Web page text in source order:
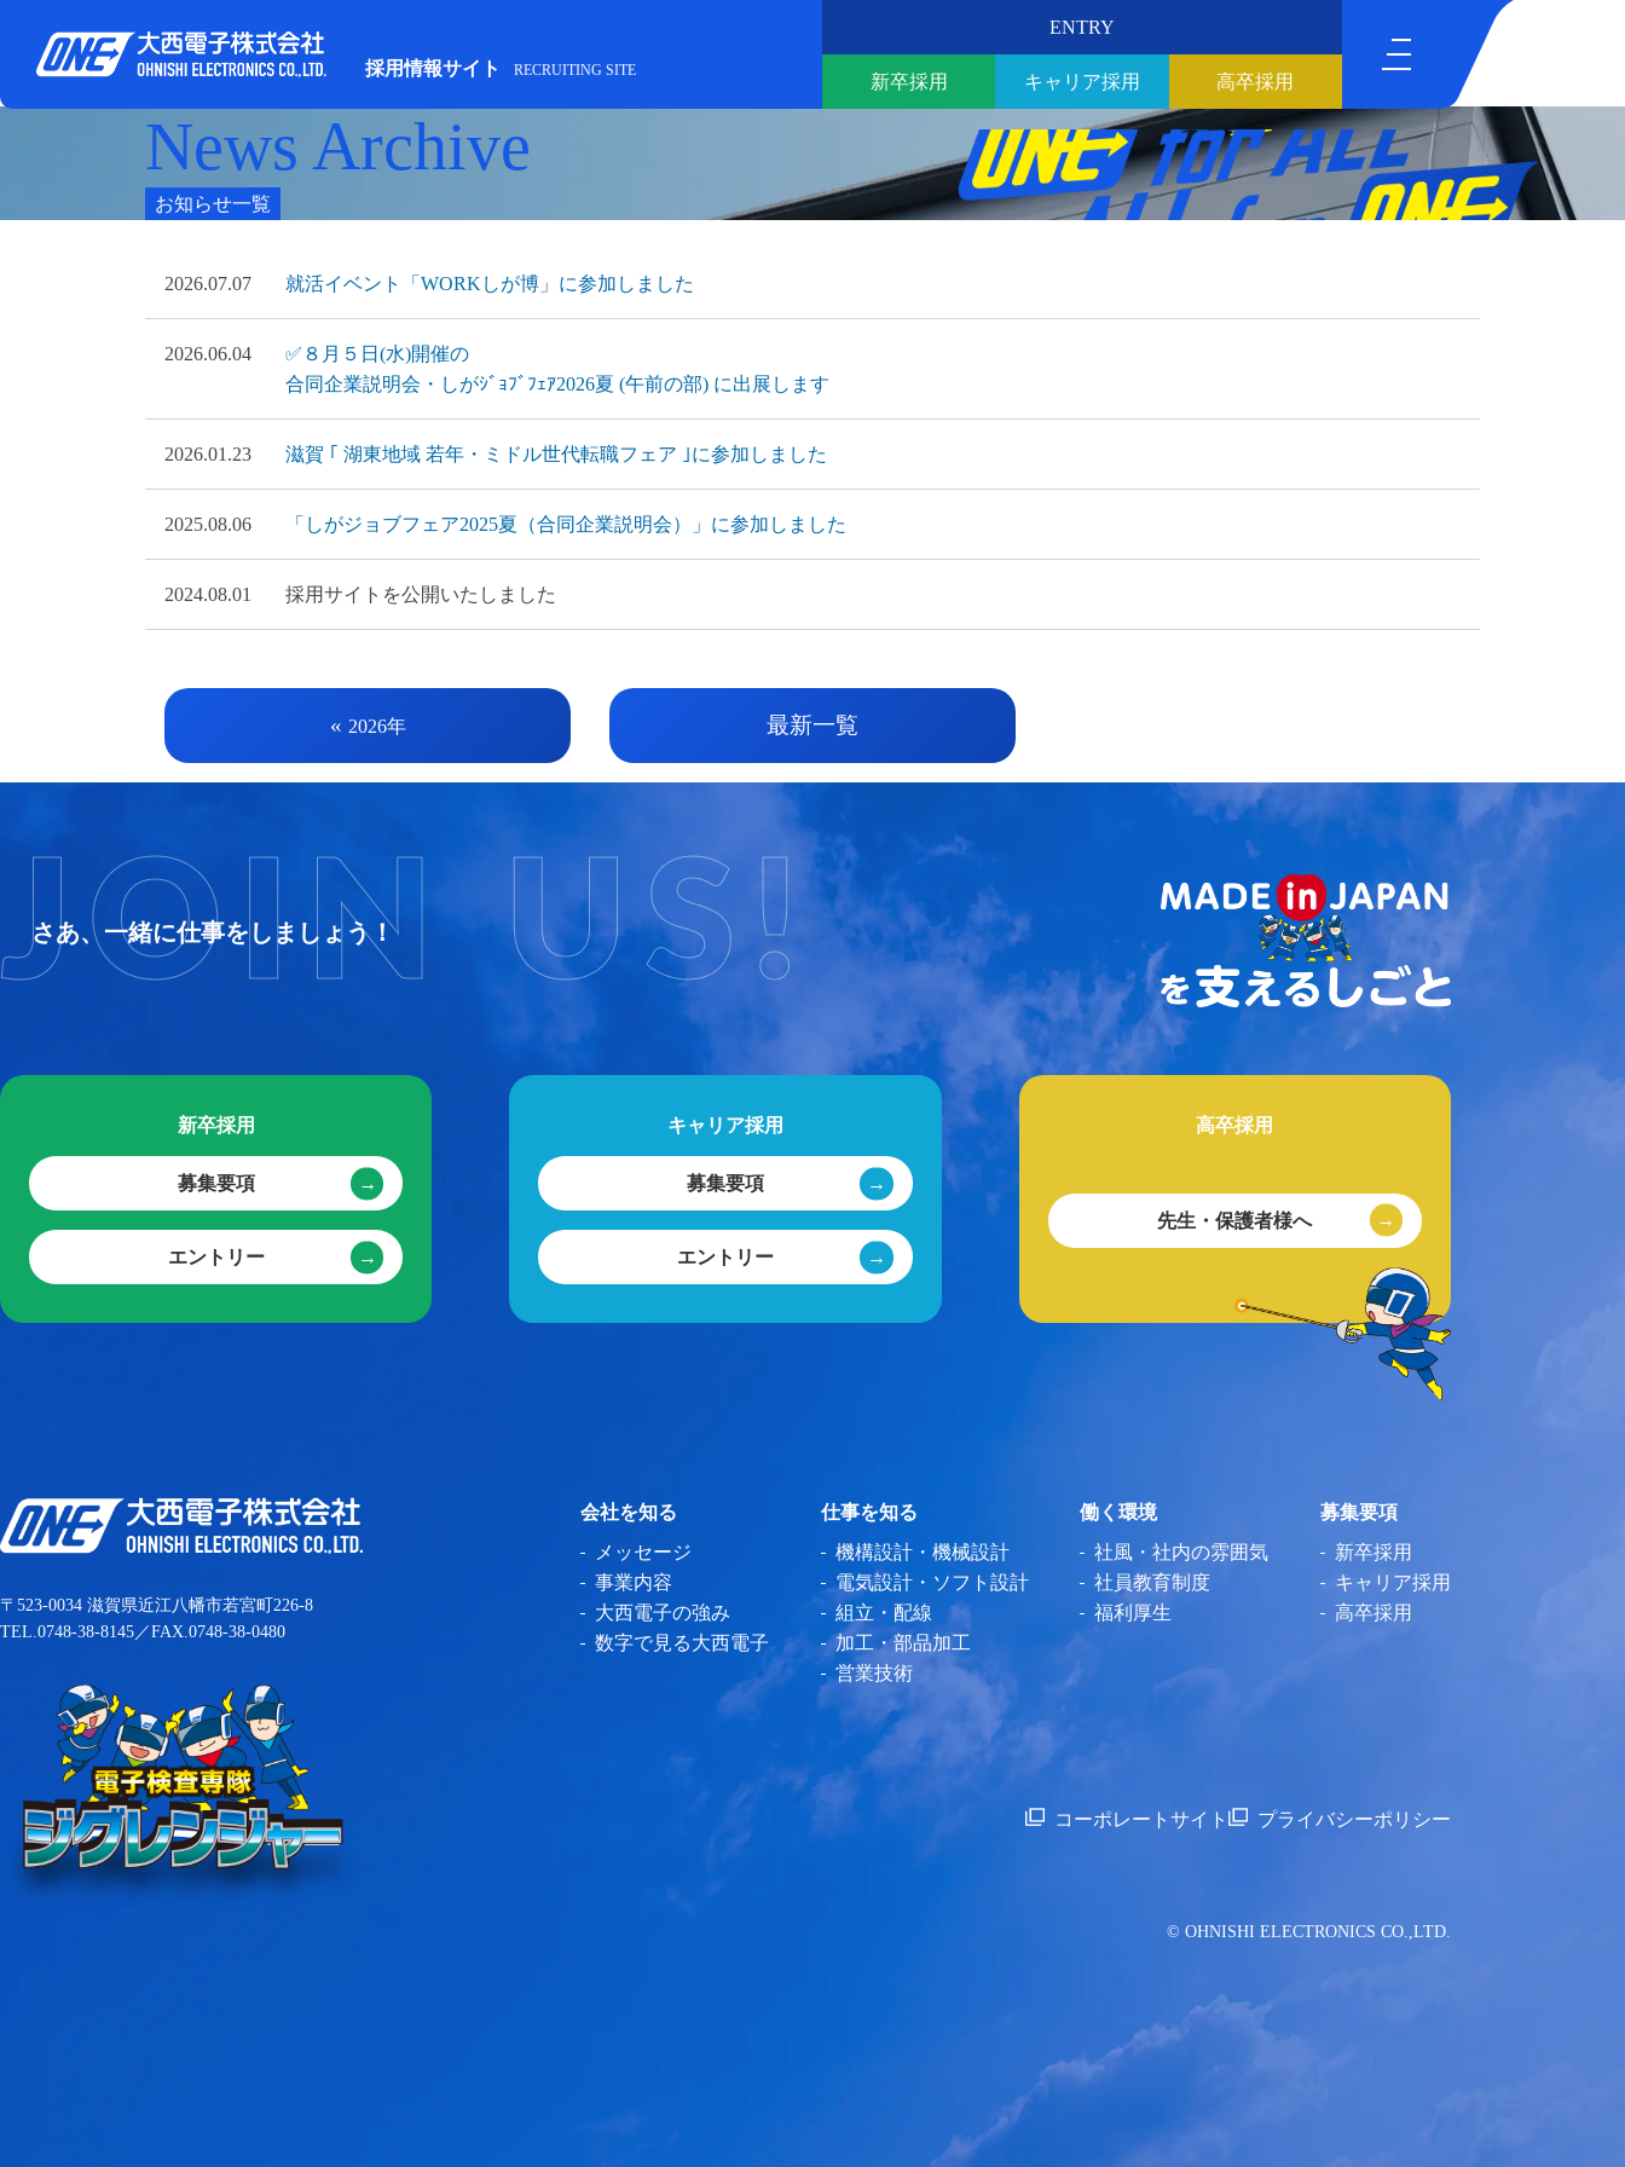
採用情報サイト RECRUITING SITE
ENTRY
新卒採用 キャリア採用 高卒採用
News Archive
お知らせ一覧
2026.07.07 就活イベント「WORKしが博」に参加しました
2026.06.04
✅８月５日(水)開催の
合同企業説明会・しがｼﾞｮﾌﾞﾌｪｱ2026夏 (午前の部) に出展します
2026.01.23 滋賀 ｢ 湖東地域 若年・ミドル世代転職フェア ｣に参加しました
2025.08.06 「しがジョブフェア2025夏（合同企業説明会）」に参加しました
2024.08.01 採用サイトを公開いたしました
« 2026年 最新一覧
さあ、一緒に仕事をしましょう！
JOIN US!
新卒採用
募集要項
エントリー
キャリア採用
募集要項
エントリー
高卒採用
先生・保護者様へ
〒523-0034 滋賀県近江八幡市若宮町226-8
TEL.0748-38-8145／FAX.0748-38-0480
会社を知る
メッセージ
事業内容
大西電子の強み
数字で見る大西電子
仕事を知る
機構設計・機械設計
電気設計・ソフト設計
組立・配線
加工・部品加工
営業技術
働く環境
社風・社内の雰囲気
社員教育制度
福利厚生
募集要項
新卒採用
キャリア採用
高卒採用
コーポレートサイト プライバシーポリシー
© OHNISHI ELECTRONICS CO.,LTD.